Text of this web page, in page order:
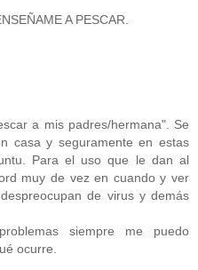
A PESCAR.
a mis padres/hermana". Se
casa y seguramente en estas
Para el uso que le dan al
muy de vez en cuando y ver
de virus y demás
siempre me puedo
ocurre.